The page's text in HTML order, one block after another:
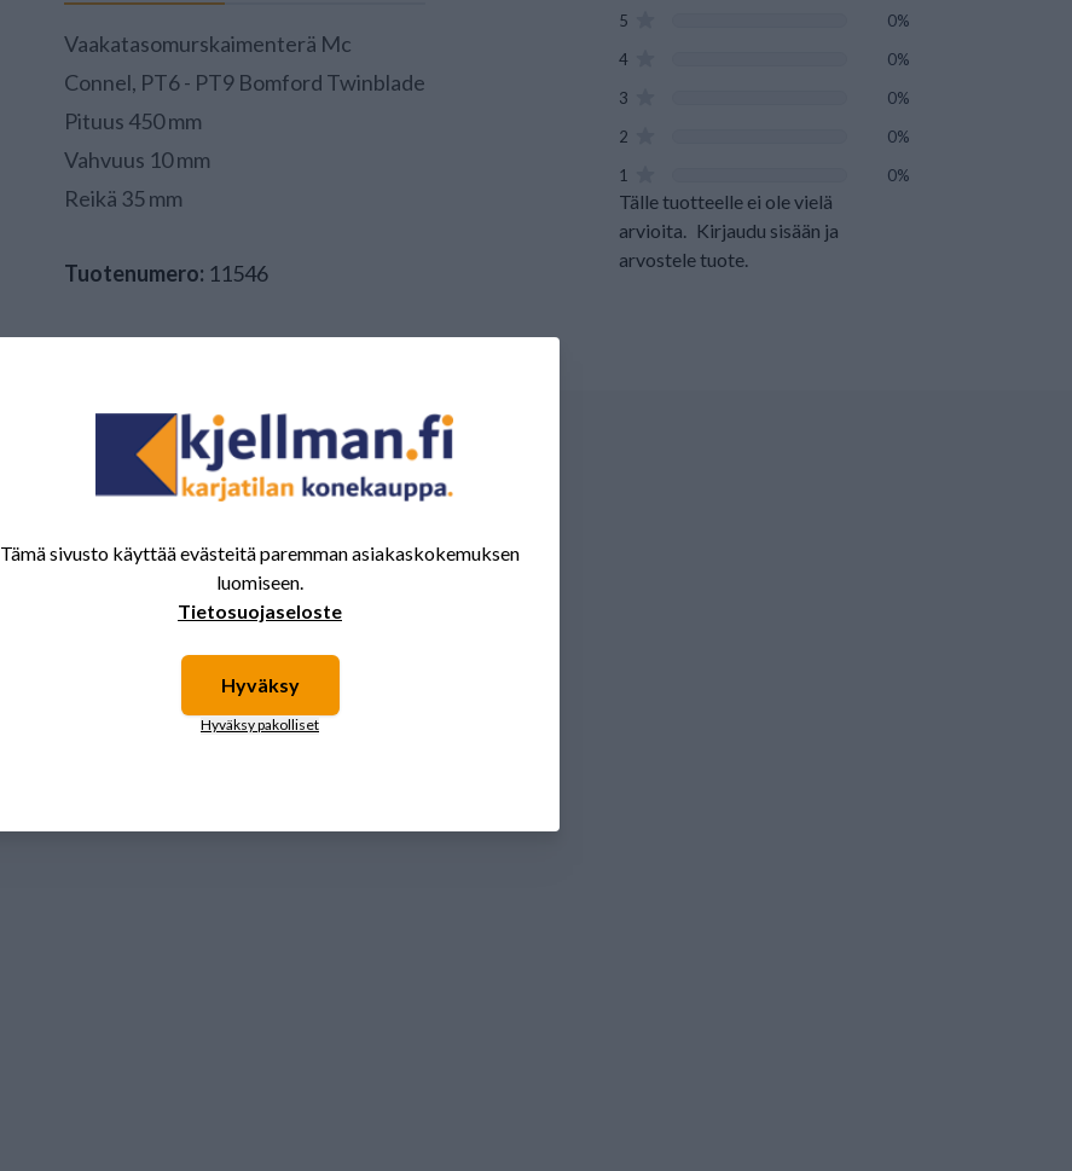
Vaakatasomurskaimenterä Mc
Connel, PT6 - PT9 Bomford Twinblade
Pituus 450 mm
Vahvuus 10 mm
Reikä 35 mm
Tuotenumero: 11546
5
0%
4
0%
3
0%
2
0%
1
0%
Tälle tuotteelle ei ole vielä
arvioita. Kirjaudu sisään ja
arvostele tuote.
Tämä sivusto käyttää evästeitä paremman asiakaskokemuksen
luomiseen.
Tietosuojaseloste
Hyväksy
Hyväksy pakolliset